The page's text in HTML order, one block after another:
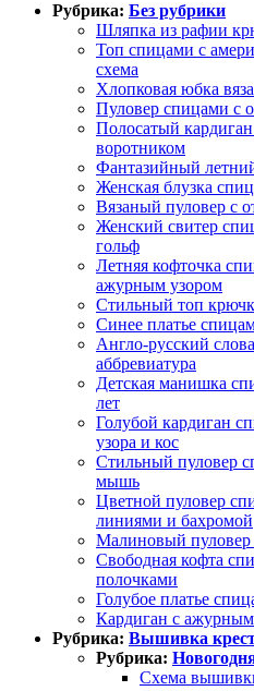
Рубрика: Без рубрики
Шляпка из рафии
Топ спицами с
схема
Хлопковая юбка
Пуловер спицами с
Полосатый
воротником
Фантазийный
Женская блузка
Вязаный пуловер с
Женский свитер
гольф
Летняя кофточка
ажурным узором
Стильный топ
Синее платье
Англо-русский
аббревиатура
Детская манишка
лет
Голубой кардиган
узора и кос
Стильный пуловер
мышь
Цветной пуловер
линиями и бахромой
Малиновый
Свободная кофта
полочками
Голубое платье
Кардиган с
Рубрика: Вышивка
Рубрика:
Схема